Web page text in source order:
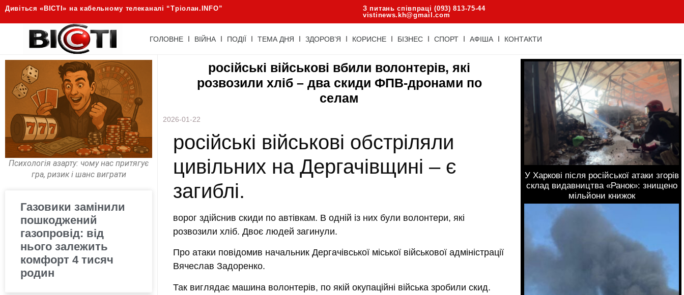
Дивіться «ВІСТІ» на кабельному телеканалі “Трiолан.INFO”
З питань співпраці (093) 813-75-44
vistinews.kh@gmail.com
ГОЛОВНЕ ВІЙНА ПОДІЇ ТЕМА ДНЯ ЗДОРОВ’Я КОРИСНЕ БІЗНЕС СПОРТ АФІША КОНТАКТИ
Психологія азарту: чому нас притягує
гра, ризик і шанс виграти
Газовики замінили
пошкоджений
газопровід: від
нього залежить
комфорт 4 тисяч
родин
російські військові вбили волонтерів, які
розвозили хліб – два скиди ФПВ-дронами по
селам
2026-01-22
російські військові обстріляли
цивільних на Дергачівщині – є
загиблі.
ворог здійснив скиди по автівкам. В одній із них були волонтери, які
розвозили хліб. Двоє людей загинули.
Про атаки повідомив начальник Дергачівської міської військової адміністрації
Вячеслав Задоренко.
Так виглядає машина волонтерів, по якій окупаційні війська зробили скид.
У Харкові після російської атаки згорів
склад видавництва «Ранок»: знищено
мільйони книжок